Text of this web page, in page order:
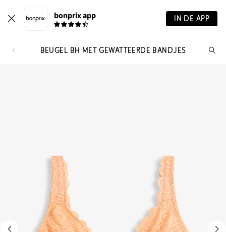
bonprix app IN DE APP
BEUGEL BH MET GEWATTEERDE BANDJES